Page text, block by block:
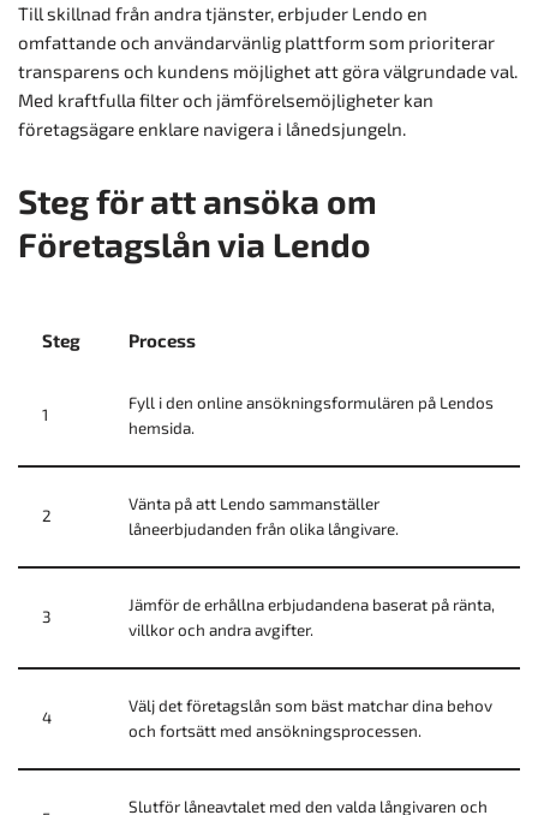
Till skillnad från andra tjänster, erbjuder Lendo en
omfattande och användarvänlig plattform som prioriterar
transparens och kundens möjlighet att göra välgrundade val.
Med kraftfulla filter och jämförelsemöjligheter kan
företagsägare enklare navigera i lånedsjungeln.
Steg för att ansöka om
Företagslån via Lendo
Steg Process
1
Fyll i den online ansökningsformulären på Lendos
hemsida.
2
Vänta på att Lendo sammanställer
låneerbjudanden från olika långivare.
3
Jämför de erhållna erbjudandena baserat på ränta,
villkor och andra avgifter.
4
Välj det företagslån som bäst matchar dina behov
och fortsätt med ansökningsprocessen.
Slutför låneavtalet med den valda långivaren och